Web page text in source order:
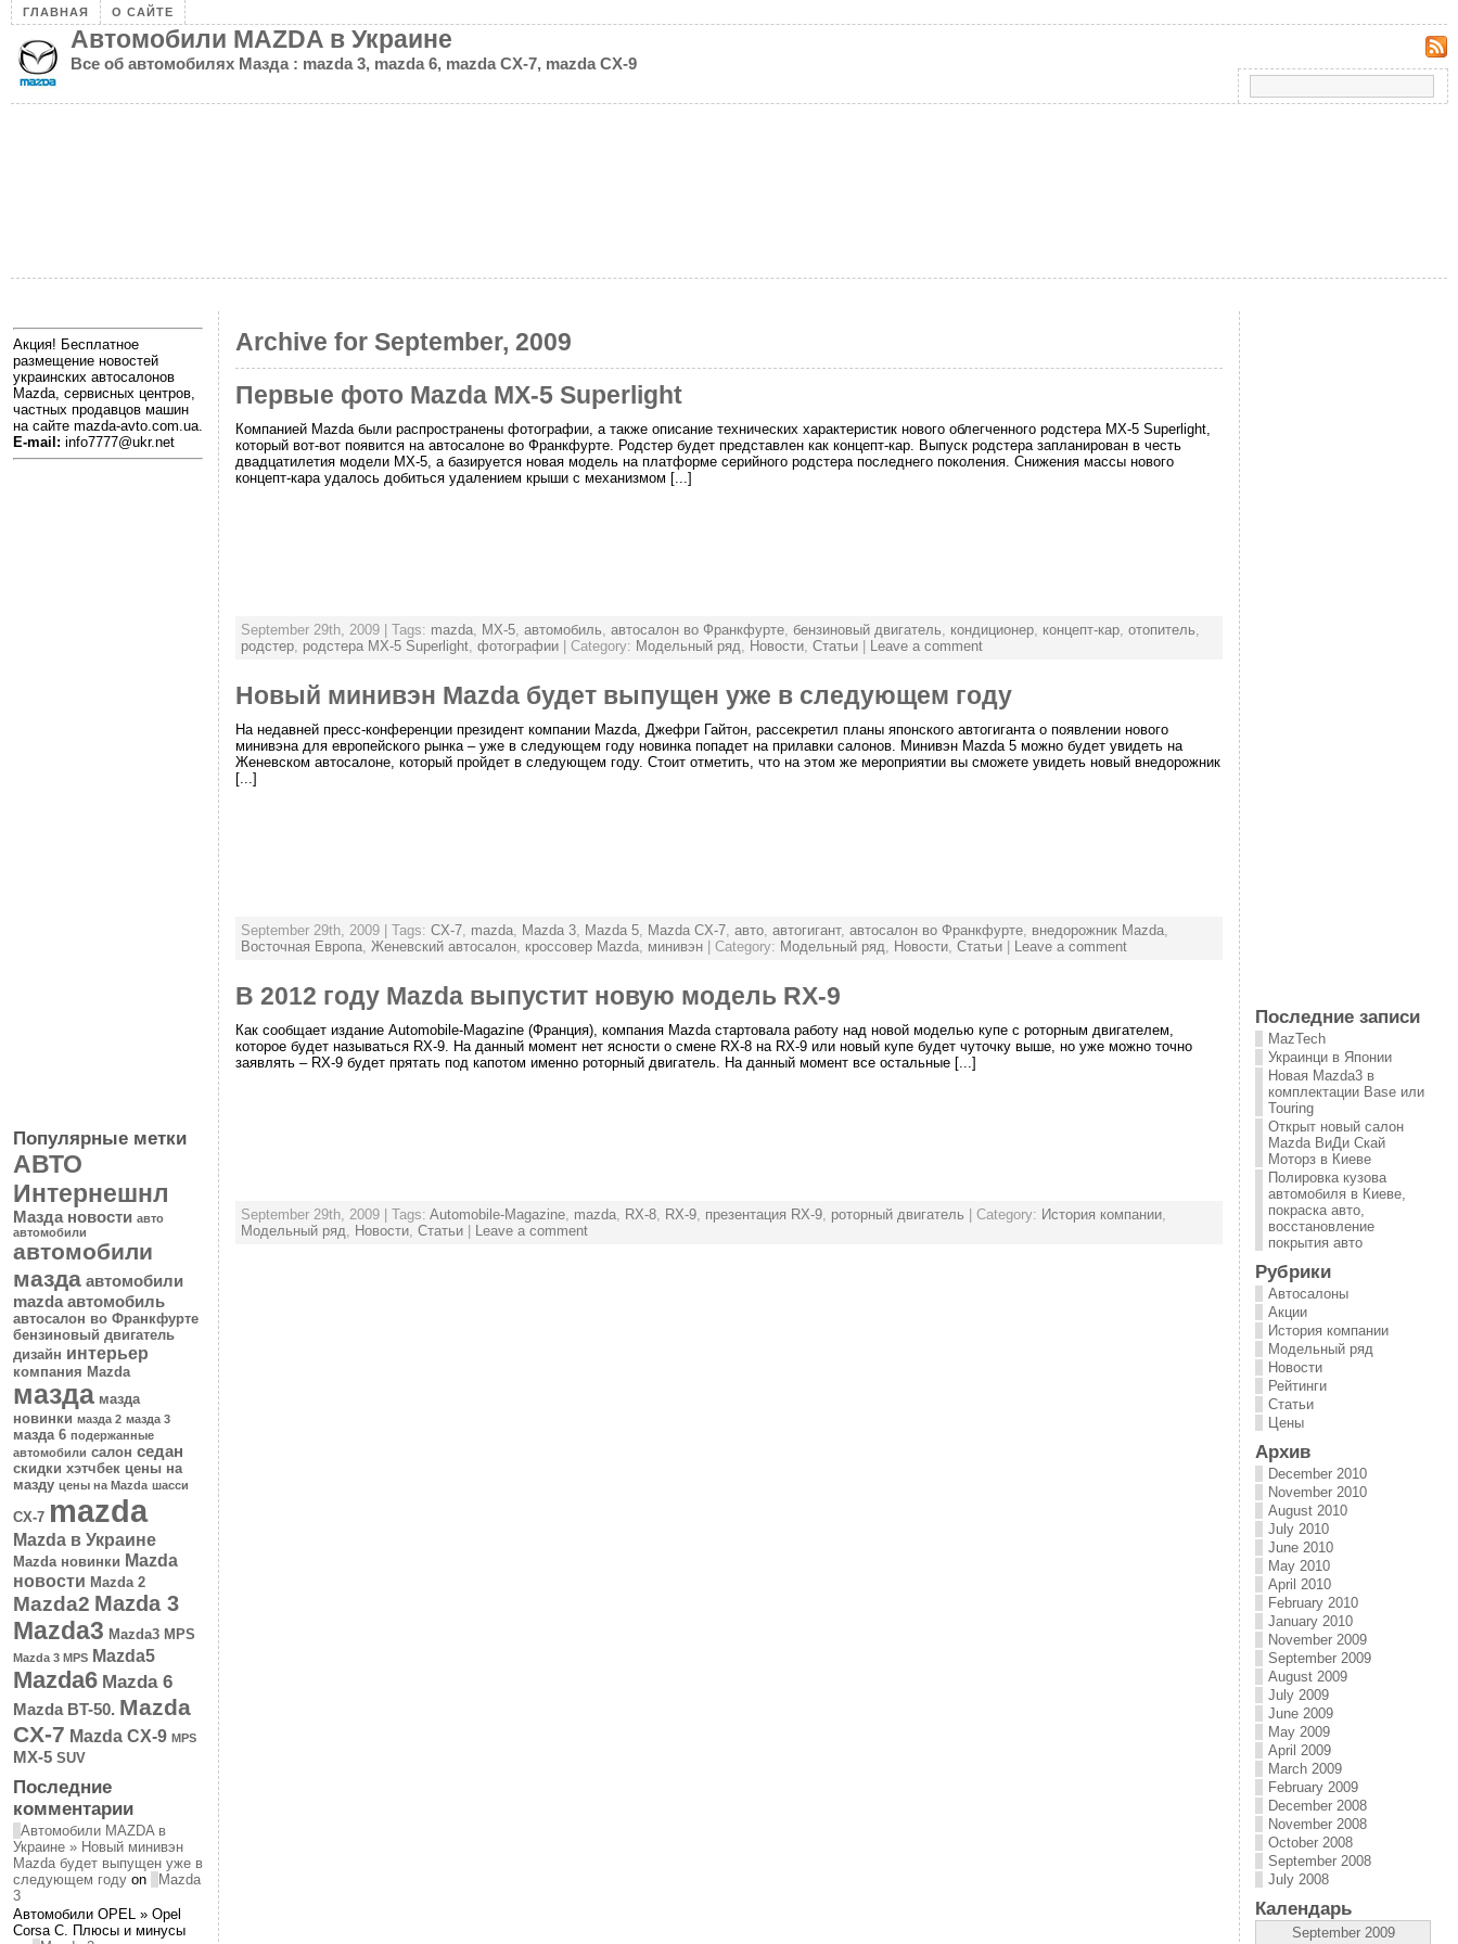
ГЛАВНАЯ О САЙТЕ
Автомобили MAZDA в Украине
Все об автомобилях Мазда : mazda 3, mazda 6, mazda CX-7, mazda CX-9
Archive for September, 2009
Первые фото Mazda MX-5 Superlight
Компанией Mazda были распространены фотографии, а также описание технических характеристик нового облегченного родстера MX-5 Superlight,
который вот-вот появится на автосалоне во Франкфурте. Родстер будет представлен как концепт-кар. Выпуск родстера запланирован в честь
двадцатилетия модели MX-5, а базируется новая модель на платформе серийного родстера последнего поколения. Снижения массы нового
концепт-кара удалось добиться удалением крыши с механизмом [...]
September 29th, 2009 | Tags: mazda, MX-5, автомобиль, автосалон во Франкфурте, бензиновый двигатель, кондиционер, концепт-кар, отопитель,
родстер, родстера MX-5 Superlight, фотографии | Category: Модельный ряд, Новости, Статьи Leave a comment
Новый минивэн Mazda будет выпущен уже в следующем году
На недавней пресс-конференции президент компании Mazda, Джефри Гайтон, рассекретил планы японского автогиганта о появлении нового
минивэна для европейского рынка – уже в следующем году новинка попадет на прилавки салонов. Минивэн Mazda 5 можно будет увидеть на
Женевском автосалоне, который пройдет в следующем году. Стоит отметить, что на этом же мероприятии вы сможете увидеть новый внедорожник
[...]
September 29th, 2009 | Tags: CX-7, mazda, Mazda 3, Mazda 5, Mazda CX-7, авто, автогигант, автосалон во Франкфурте, внедорожник Mazda,
Восточная Европа, Женевский автосалон, кроссовер Mazda, минивэн | Category: Модельный ряд, Новости, Статьи Leave a comment
В 2012 году Mazda выпустит новую модель RX-9
Как сообщает издание Automobile-Magazine (Франция), компания Mazda стартовала работу над новой моделью купе с роторным двигателем,
которое будет называться RX-9. На данный момент нет ясности о смене RX-8 на RX-9 или новый купе будет чуточку выше, но уже можно точно
заявлять – RX-9 будет прятать под капотом именно роторный двигатель. На данный момент все остальные [...]
September 29th, 2009 | Tags: Automobile-Magazine, mazda, RX-8, RX-9, презентация RX-9, роторный двигатель | Category: История компании,
Модельный ряд, Новости, Статьи Leave a comment
Акция! Бесплатное
размещение новостей
украинских автосалонов
Mazda, сервисных центров,
частных продавцов машин
на сайте mazda-avto.com.ua.
E-mail: info7777@ukr.net
Популярные метки
АВТО
Интернешнл
Мазда новости авто
автомобили
автомобили
мазда автомобили
mazda автомобиль
автосалон во Франкфурте
бензиновый двигатель
дизайн интерьер
компания Mazda
мазда мазда
новинки мазда 2 мазда 3
мазда 6 подержанные
автомобили салон седан
скидки хэтчбек цены на
мазду цены на Mazda шасси
CX-7 mazda
Mazda в Украине
Mazda новинки Mazda
новости Mazda 2
Mazda2 Mazda 3
Mazda3 Mazda3 MPS
Mazda 3 MPS Mazda5
Mazda6 Mazda 6
Mazda BT-50. Mazda
CX-7 Mazda CX-9 MPS
MX-5 SUV
Последние
комментарии
Автомобили MAZDA в
Украине » Новый минивэн
Mazda будет выпущен уже в
следующем году on
Mazda
3
Автомобили OPEL » Opel
Corsa C. Плюсы и минусы
Последние записи
MazTech
Украинци в Японии
Новая Mazda3 в
комплектации Base или
Touring
Открыт новый салон
Mazda ВиДи Скай
Моторз в Киеве
Полировка кузова
автомобиля в Киеве,
покраска авто,
восстановление
покрытия авто
Рубрики
Автосалоны
Акции
История компании
Модельный ряд
Новости
Рейтинги
Статьи
Цены
Архив
December 2010
November 2010
August 2010
July 2010
June 2010
May 2010
April 2010
February 2010
January 2010
November 2009
September 2009
August 2009
July 2009
June 2009
May 2009
April 2009
March 2009
February 2009
December 2008
November 2008
October 2008
September 2008
July 2008
Календарь
September 2009